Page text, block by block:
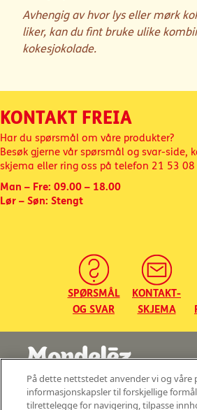
Avhengig av hvor lys eller mørk
liker, kan du fint bruke ulike
kokesjokolade.
KONTAKT FREIA
Har du spørsmål om våre produkter?
Besøk gjerne vår spørsmål og svar-side,
skjema eller ring oss på telefon 21 53 08
Man – Fre: 09.00 – 18.00
Lør – Søn: Stengt
SPØRSMÅL
OG SVAR
KONTAKT-
SKJEMA
©2026 - Mondelez Norge AS - Med
På dette nettstedet anvender vi og våre
informasjonskapsler til forskjellige
tilrettelegge for navigering, tilpasse